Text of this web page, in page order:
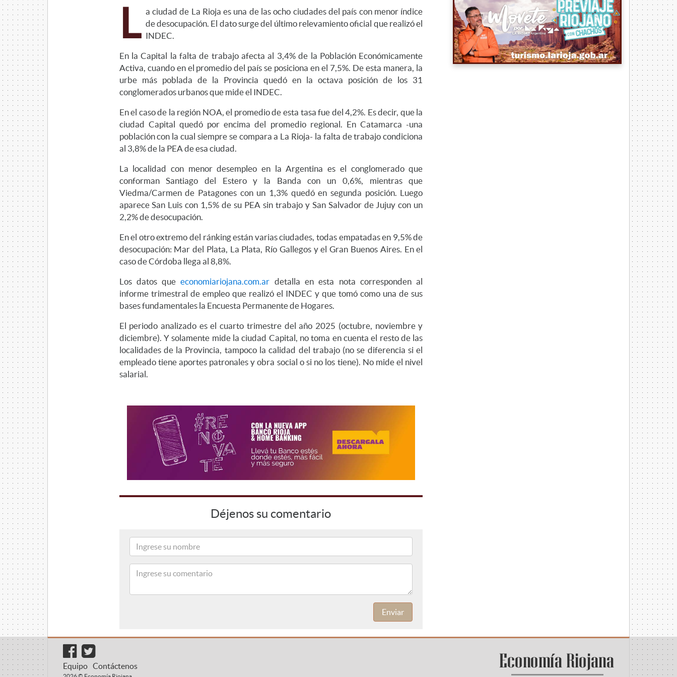
L a ciudad de La Rioja es una de las ocho ciudades del país con menor índice
de desocupación. El dato surge del último relevamiento oficial que realizó el
INDEC.
En la Capital la falta de trabajo afecta al 3,4% de la Población Económicamente
Activa, cuando en el promedio del país se posiciona en el 7,5%. De esta manera, la
urbe más poblada de la Provincia quedó en la octava posición de los 31
conglomerados urbanos que mide el INDEC.
En el caso de la región NOA, el promedio de esta tasa fue del 4,2%. Es decir, que la
ciudad Capital quedó por encima del promedio regional. En Catamarca -una
población con la cual siempre se compara a La Rioja- la falta de trabajo condiciona
al 3,8% de la PEA de esa ciudad.
La localidad con menor desempleo en la Argentina es el conglomerado que
conforman Santiago del Estero y la Banda con un 0,6%, mientras que
Viedma/Carmen de Patagones con un 1,3% quedó en segunda posición. Luego
aparece San Luis con 1,5% de su PEA sin trabajo y San Salvador de Jujuy con un
2,2% de desocupación.
En el otro extremo del ránking están varias ciudades, todas empatadas en 9,5% de
desocupación: Mar del Plata, La Plata, Río Gallegos y el Gran Buenos Aires. En el
caso de Córdoba llega al 8,8%.
Los datos queeconomiariojana.com.ar detalla en esta nota corresponden al
informe trimestral de empleo que realizó el INDEC y que tomó como una de sus
bases fundamentales la Encuesta Permanente de Hogares.
El periodo analizado es el cuarto trimestre del año 2025 (octubre, noviembre y
diciembre). Y solamente mide la ciudad Capital, no toma en cuenta el resto de las
localidades de la Provincia, tampoco la calidad del trabajo (no se diferencia si el
empleado tiene aportes patronales y obra social o si no los tiene). No mide el nivel
salarial.
Déjenos su comentario
Enviar
Equipo Contáctenos